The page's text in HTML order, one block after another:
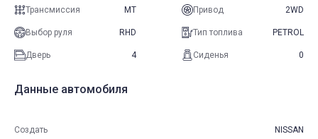
Трансмиссия MT Привод 2WD
Выбор руля RHD Тип топлива PETROL
Дверь 4 Сиденья 0
Данные автомобиля
Создать NISSAN